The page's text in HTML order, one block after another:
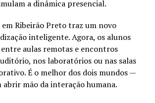
a dinâmica presencial.
em Ribeirão Preto traz um novo
inteligente. Agora, os alunos
aulas remotas e encontros
nos laboratórios ou nas salas
É o melhor dos dois mundos —
abrir mão da interação humana.